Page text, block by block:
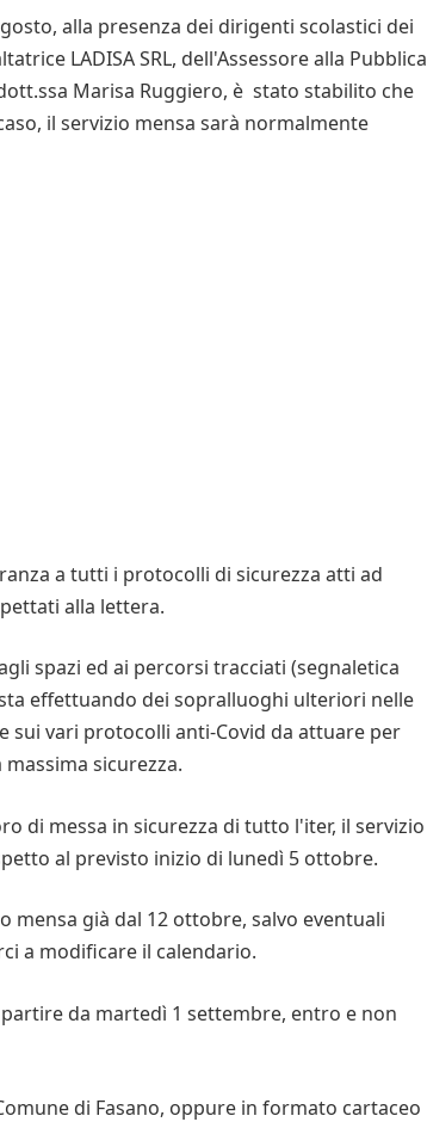
alla presenza dei dirigenti scolastici dei
LADISA SRL, dell'Assessore alla Pubblica
Marisa Ruggiero, è stato stabilito che
il servizio mensa sarà normalmente
a tutti i protocolli di sicurezza atti ad
alla lettera.
spazi ed ai percorsi tracciati (segnaletica
effettuando dei sopralluoghi ulteriori nelle
sui vari protocolli anti-Covid da attuare per
sicurezza.
di messa in sicurezza di tutto l'iter, il servizio
al previsto inizio di lunedì 5 ottobre.
mensa già dal 12 ottobre, salvo eventuali
a modificare il calendario.
da martedì 1 settembre, entro e non
di Fasano, oppure in formato cartaceo